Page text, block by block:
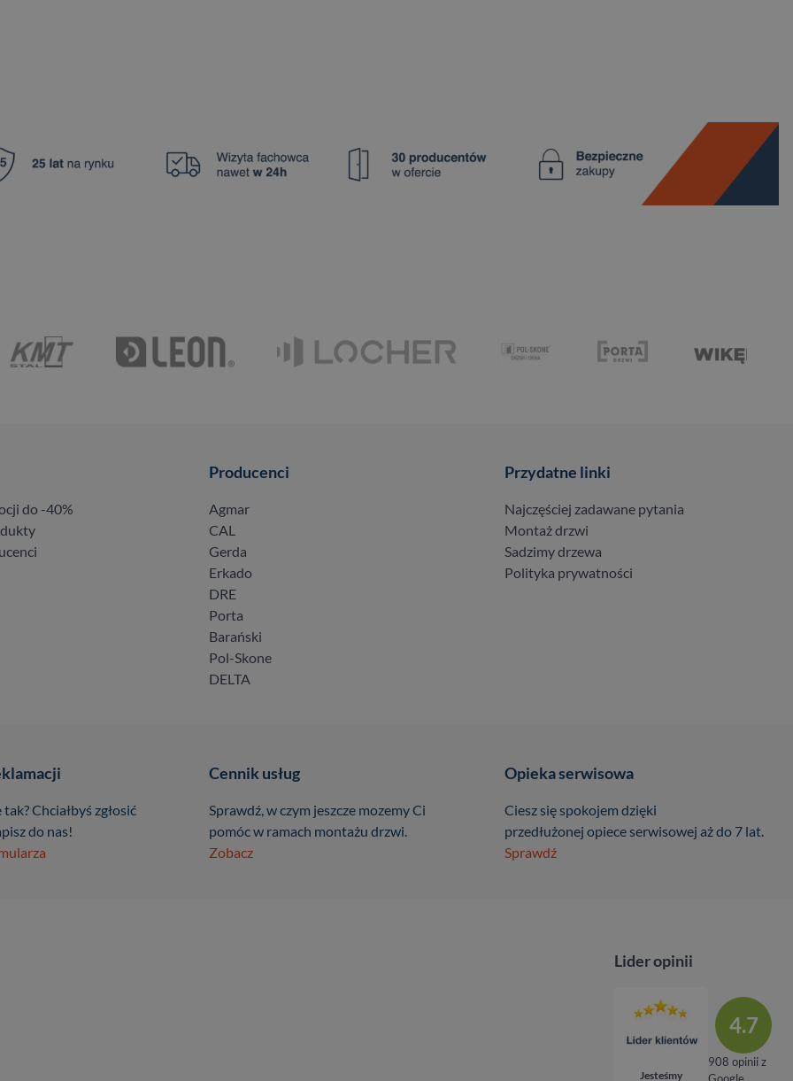
do -40%
Producenci
Agmar
CAL
Gerda
Erkado
DRE
Porta
Barański
Pol-Skone
DELTA
Przydatne linki
Najczęściej zadawane pytania
Montaż drzwi
Sadzimy drzewa
Polityka prywatności
Chciałbyś zgłosić
do nas!
Cennik usług
Sprawdź, w czym jeszcze mozemy Ci
pomóc w ramach montażu drzwi.
Zobacz
Opieka serwisowa
Ciesz się spokojem dzięki
przedłużonej opiece serwisowej aż do 7 lat.
Sprawdź
Lider opinii
Jesteśmy
4.7
908 opinii z